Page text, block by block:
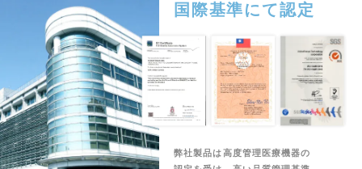
国際基準にて認定
弊社製品は高度管理医療機器の